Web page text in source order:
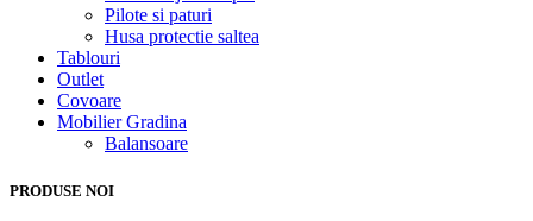
Pilote si paturi
Husa protectie saltea
Tablouri
Outlet
Covoare
Mobilier Gradina
Balansoare
PRODUSE NOI